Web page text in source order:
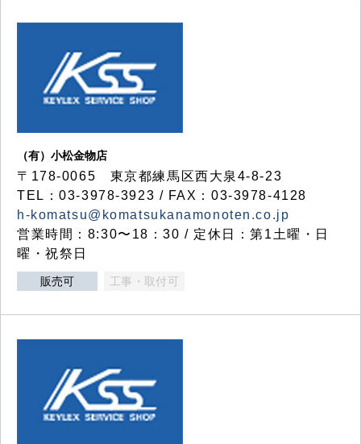
（有）小松金物店
〒178-0065 東京都練馬区西大泉4-8-23
TEL：03-3978-3923 / FAX：03-3978-4128
h-komatsu@komatsukanamonoten.co.jp
営業時間：8:30〜18：30 / 定休日：第1土曜・日
曜・祝祭日
販売可 工事・取付可